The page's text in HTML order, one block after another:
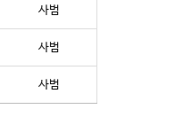
렇게 선택된 파
가치를 재정의
일관된 철학과
드의 정체성을 품
사범
사범
사범